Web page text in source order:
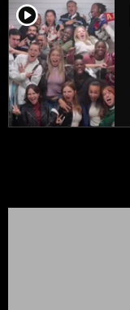
player2